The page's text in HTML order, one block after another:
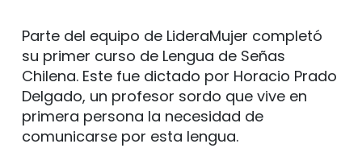
Parte del equipo de LideraMujer completó
su primer curso de Lengua de Señas
Chilena. Este fue dictado por Horacio Prado
Delgado, un profesor sordo que vive en
primera persona la necesidad de
comunicarse por esta lengua.